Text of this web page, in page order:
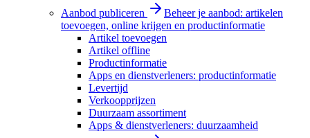
Aanbod publiceren
Beheer je aanbod: artikelen
toevoegen, online krijgen en productinformatie
Artikel toevoegen
Artikel offline
Productinformatie
Apps en dienstverleners: productinformatie
Levertijd
Verkoopprijzen
Duurzaam assortiment
Apps & dienstverleners: duurzaamheid